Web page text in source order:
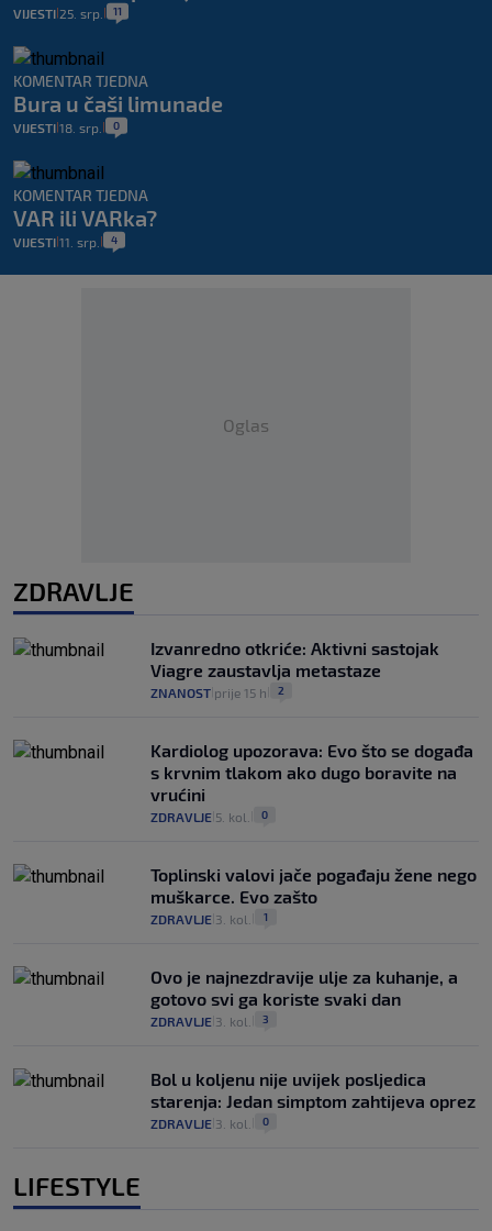
VIJESTI 25. srp. 11
KOMENTAR TJEDNA
Bura u čaši limunade
VIJESTI 18. srp. 0
KOMENTAR TJEDNA
VAR ili VARka?
VIJESTI 11. srp. 4
Oglas
ZDRAVLJE
Izvanredno otkriće: Aktivni sastojak
Viagre zaustavlja metastaze
ZNANOST prije 15 h 2
Kardiolog upozorava: Evo što se događa
s krvnim tlakom ako dugo boravite na
vrućini
ZDRAVLJE 5. kol. 0
Toplinski valovi jače pogađaju žene nego
muškarce. Evo zašto
ZDRAVLJE 3. kol. 1
Ovo je najnezdravije ulje za kuhanje, a
gotovo svi ga koriste svaki dan
ZDRAVLJE 3. kol. 3
Bol u koljenu nije uvijek posljedica
starenja: Jedan simptom zahtijeva oprez
ZDRAVLJE 3. kol. 0
LIFESTYLE